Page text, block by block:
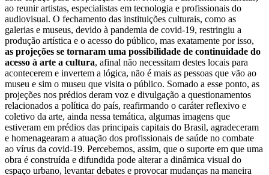
ao reunir artistas, especialistas em tecnologia e profissionais do
audiovisual. O fechamento das instituições culturais, como as
galerias e museus, devido à pandemia de covid-19, restringiu a
produção artística e o acesso do público, mas exatamente por isso,
as projeções se tornaram uma possibilidade de continuidade do
acesso à arte a cultura, afinal não necessitam destes locais para
acontecerem e invertem a lógica, não é mais as pessoas que vão ao
museu e sim o museu que visita o público. Somado a esse ponto, as
projeções nos prédios deram voz e divulgação a questionamentos
relacionados a política do país, reafirmando o caráter reflexivo e
coletivo da arte, ainda nessa temática, algumas imagens que
estiveram em prédios das principais capitais do Brasil, agradeceram
e homenagearam a atuação dos profissionais de saúde no combate
ao vírus da covid-19. Percebemos, assim, que o suporte em que uma
obra é construída e difundida pode alterar a dinâmica visual do
espaço urbano, levantar debates e provocar mudanças na maneira